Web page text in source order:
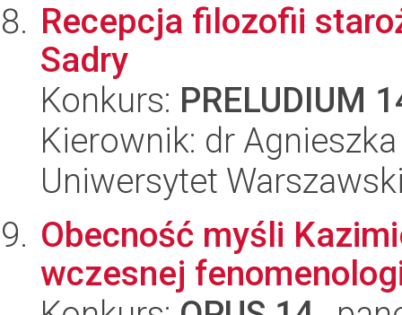
Recepcja filozofii
Sadry
Konkurs: PRELUDIUM
Kierownik: dr
Uniwersytet
Obecność myśli
wczesnej